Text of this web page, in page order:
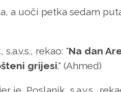
a uoči petka sedam
rekao: "Na dan
grijesi." (Ahmed)